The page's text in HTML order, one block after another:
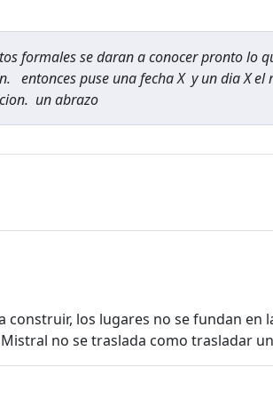
formales se daran a conocer pronto lo
entonces puse una fecha X y un dia X
un abrazo
construir, los lugares no se fundan
no se traslada como trasladar